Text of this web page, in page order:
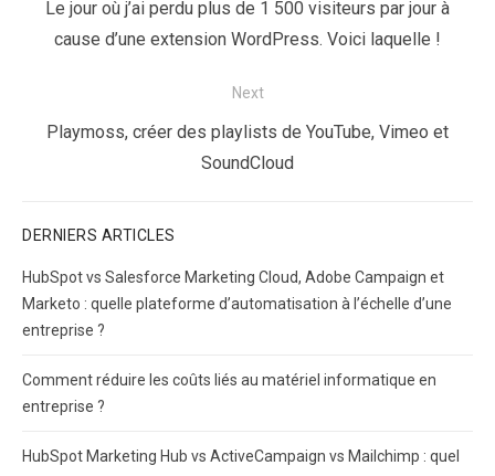
l’article
Previous
post:
Le jour où j’ai perdu plus de 1 500 visiteurs par jour à
cause d’une extension WordPress. Voici laquelle !
Next
Next
Playmoss, créer des playlists de YouTube, Vimeo et
SoundCloud
DERNIERS ARTICLES
HubSpot vs Salesforce Marketing Cloud, Adobe Campaign et
Marketo : quelle plateforme d’automatisation à l’échelle d’une
entreprise ?
Comment réduire les coûts liés au matériel informatique en
entreprise ?
HubSpot Marketing Hub vs ActiveCampaign vs Mailchimp : quel